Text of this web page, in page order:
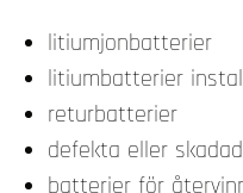
litiumjonbatterier
litiumbatterier
returbatterier
defekta eller
batterier för